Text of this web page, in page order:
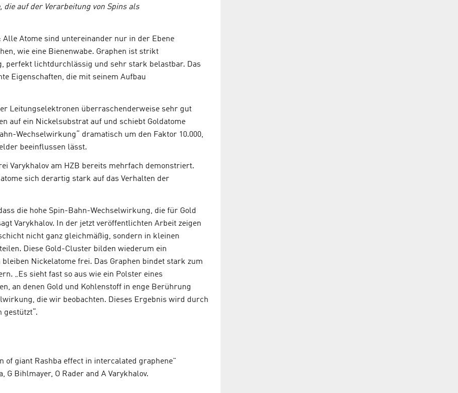
auf der Verarbeitung von Spins als
Atome sind untereinander nur in der Ebene
wie eine Bienenwabe. Graphen ist strikt
perfekt lichtdurchlässig und sehr stark belastbar. Das
Eigenschaften, die mit seinem Aufbau
Leitungselektronen überraschenderweise sehr gut
auf ein Nickelsubstrat auf und schiebt Goldatome
Wechselwirkung“ dramatisch um den Faktor 10.000,
beeinflussen lässt.
Varykhalov am HZB bereits mehrfach demonstriert.
sich derartig stark auf das Verhalten der
die hohe Spin-Bahn-Wechselwirkung, die für Gold
Varykhalov. In der jetzt veröffentlichten Arbeit zeigen
nicht ganz gleichmäßig, sondern in kleinen
Diese Gold-Cluster bilden wiederum ein
Nickelatome frei. Das Graphen bindet stark zum
„Es sieht fast so aus wie ein Polster eines
an denen Gold und Kohlenstoff in enge Berührung
die wir beobachten. Dieses Ergebnis wird durch
gestützt“.
of giant Rashba effect in intercalated graphene"
G Bihlmayer, O Rader and A Varykhalov.